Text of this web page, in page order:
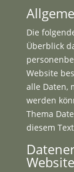
Die
Überblick
Website
alle Daten,
werden
Thema
diesem
Website